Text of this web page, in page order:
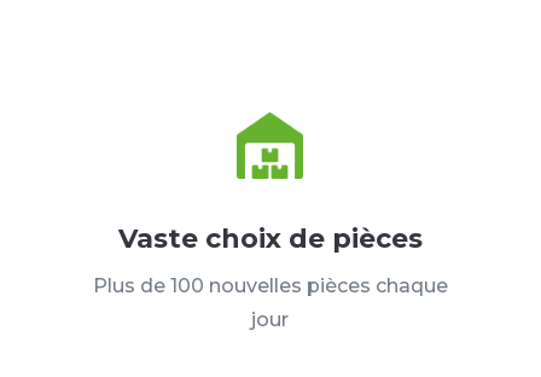
Vaste choix de pièces
Plus de 100 nouvelles pièces chaque
jour